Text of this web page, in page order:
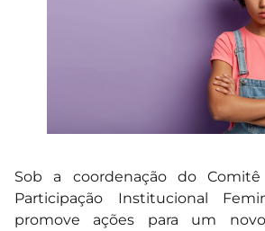
Sob a coordenação do
Participação Institucional
promove ações para um